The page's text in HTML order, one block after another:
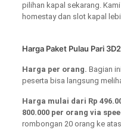
pilihan kapal sekarang.
homestay dan slot kapal
Harga Paket Pulau Pari
Harga per orang. Bagian
peserta bisa langsung
Harga mulai dari Rp
800.000 per orang via
rombongan 20 orang ke